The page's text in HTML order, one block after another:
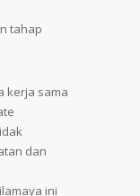
tahap
kerja sama
dan
ini